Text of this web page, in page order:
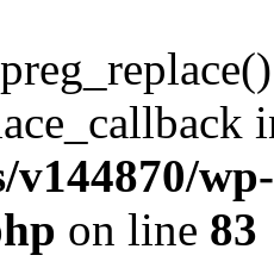
v144870/
on line 83